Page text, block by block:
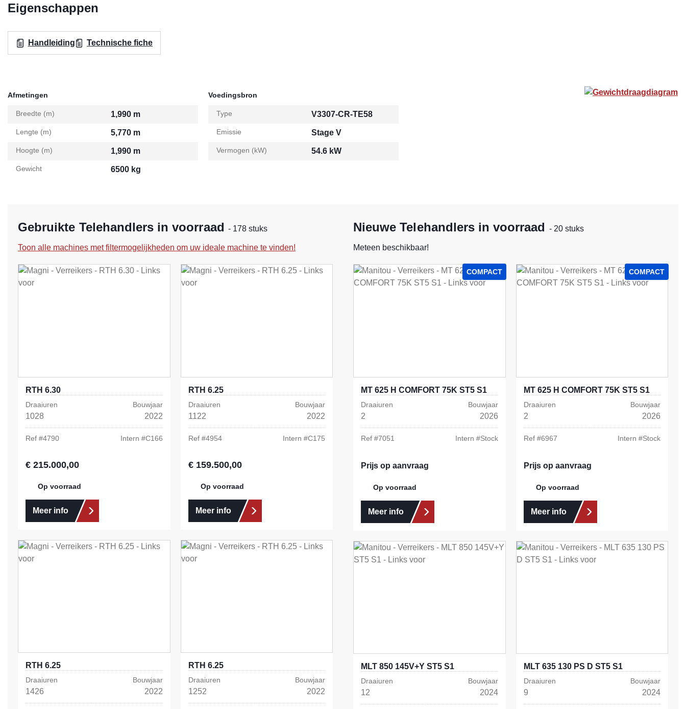
Eigenschappen
Handleiding Technische fiche
Afmetingen
Breedte (m) 1,990 m
Lengte (m) 5,770 m
Hoogte (m) 1,990 m
Gewicht 6500 kg
Voedingsbron
Type V3307-CR-TE58
Emissie Stage V
Vermogen (kW) 54.6 kW
Gewichtdraagdiagram
Gebruikte Telehandlers in voorraad - 178 stuks
Toon alle machines met filtermogelijkheden om uw ideale machine te vinden!
RTH 6.30
Draaiuren
1028
Bouwjaar
2022
Ref #4790 Intern #C166
Normale prijs:
€ 215.000,00
Op voorraad
Meer info
RTH 6.25
Draaiuren
1122
Bouwjaar
2022
Ref #4954 Intern #C175
Normale prijs:
€ 159.500,00
Op voorraad
Meer info
RTH 6.25
Draaiuren
1426
Bouwjaar
2022
RTH 6.25
Draaiuren
1252
Bouwjaar
2022
Nieuwe Telehandlers in voorraad - 20 stuks
Meteen beschikbaar!
COMPACT
MT 625 H COMFORT 75K ST5 S1
Draaiuren
2
Bouwjaar
2026
Ref #7051 Intern #Stock
Prijs op aanvraag
Op voorraad
Meer info
COMPACT
MT 625 H COMFORT 75K ST5 S1
Draaiuren
2
Bouwjaar
2026
Ref #6967 Intern #Stock
Prijs op aanvraag
Op voorraad
Meer info
MLT 850 145V+Y ST5 S1
Draaiuren
12
Bouwjaar
2024
MLT 635 130 PS D ST5 S1
Draaiuren
9
Bouwjaar
2024